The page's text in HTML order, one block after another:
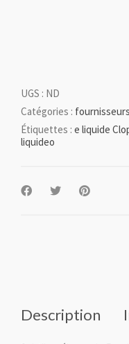
UGS : ND
Catégories :
Étiquettes : e liquide
liquideo
Description